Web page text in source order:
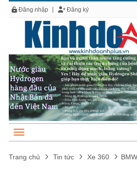
Đăng nhập Đăng ký
Trang chủ Tin tức Xe 360